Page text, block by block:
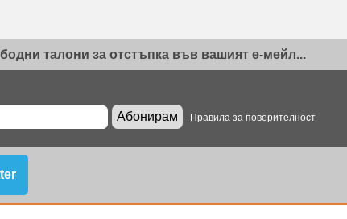
талони за отстъпка във вашият е-мейл...
Абонирам
Правила за поверителност